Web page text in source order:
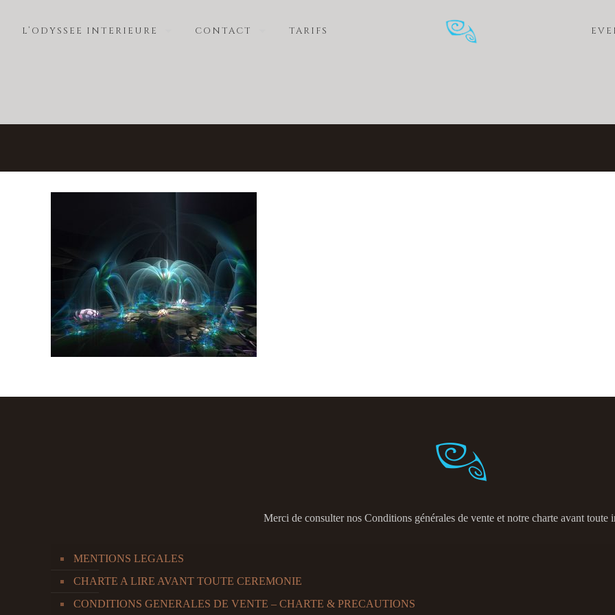
L’ODYSSEE INTERIEURE CONTACT TARIFS
Merci de consulter nos Conditions générales de vente et notre charte avant toute
MENTIONS LEGALES
CHARTE A LIRE AVANT TOUTE CEREMONIE
CONDITIONS GENERALES DE VENTE – CHARTE & PRECAUTIONS